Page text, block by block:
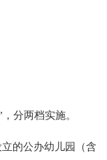
分两档实施。
的公办幼儿园（含